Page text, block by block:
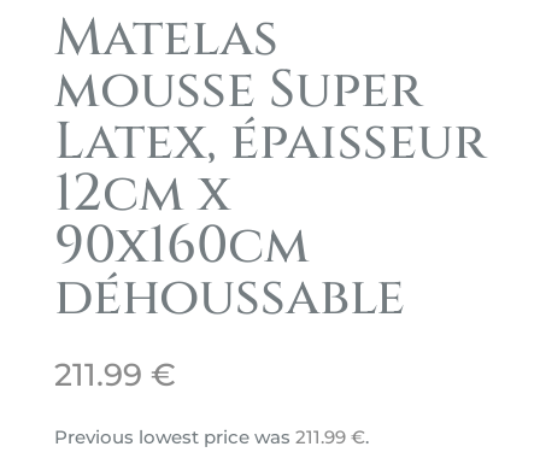
Matelas
mousse Super
Latex, épaisseur
12cm x
90x160cm
déhoussable
211.99 €
Previous lowest price was 211.99 €.